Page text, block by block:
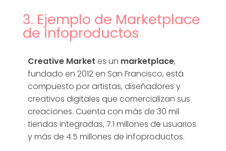
3. Ejemplo de Marketplace
de Infoproductos
Creative Market es un marketplace,
fundado en 2012 en San Francisco, está
compuesto por artistas, diseñadores y
creativos digitales que comercializan sus
creaciones. Cuenta con más de 30 mil
tiendas integradas, 7.1 millones de usuarios
y más de 4.5 millones de infoproductos.